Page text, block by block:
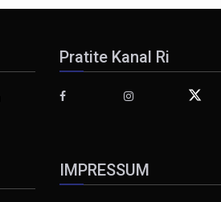
Pratite Kanal Ri
IMPRESSUM